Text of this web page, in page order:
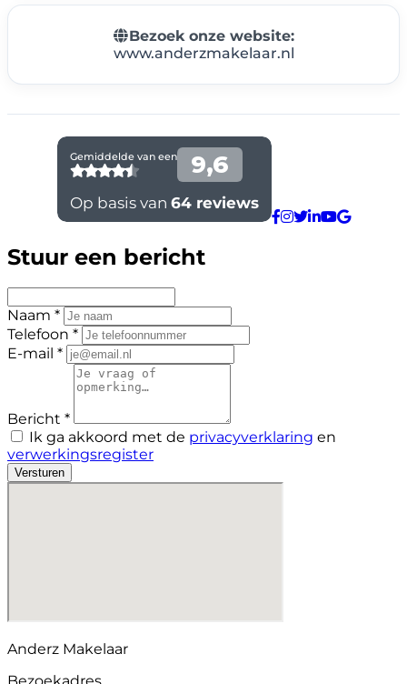
Bezoek onze website:
www.anderzmakelaar.nl
Stuur een bericht
Naam *
Telefoon *
E-mail *
Bericht *
Ik ga akkoord met de privacyverklaring en
verwerkingsregister
Versturen
Anderz Makelaar